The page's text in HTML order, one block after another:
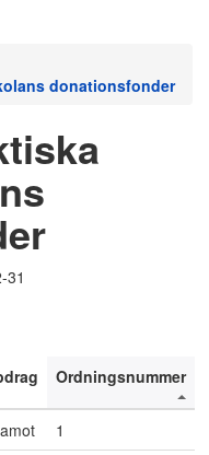
donationsfonder
31
Ordningsnummer
1